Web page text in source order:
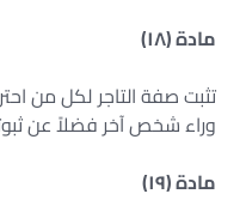
مادة (١٨)
تثبت صفة التاجر لكل من
وراء شخص آخر فضلاً عن
مادة (١٩)